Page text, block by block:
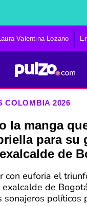
Valentina Lozano
COLOMBIA 2026
la manga
para su
de
con euforia el
de
sonajeros políticos